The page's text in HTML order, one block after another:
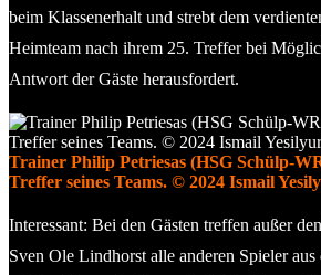
beim Klassenerhalt und strebt dem
Heimteam nach ihrem 25. Treffer bei
Antwort der Gäste herausfordert.
Trainer Philip Petriesas (HSG Schülp-
Treffer seines Teams. © 2024 Ismail
Interessant: Bei den Gästen treffen außer
Sven Ole Lindhorst alle anderen Spieler